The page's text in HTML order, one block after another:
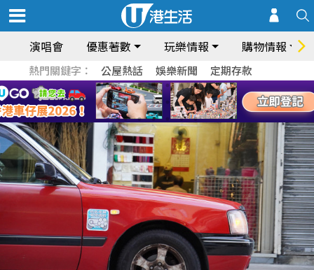
演唱會 優惠著數 玩樂情報 購物情報
熱門關鍵字： 公屋熱話 娛樂新聞 定期存款